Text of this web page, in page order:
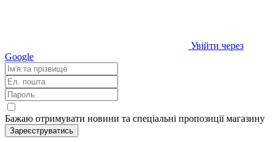
Увійти через
Google
Бажаю отримувати новини та спеціальні пропозиціїмагазину
Зареєструватись